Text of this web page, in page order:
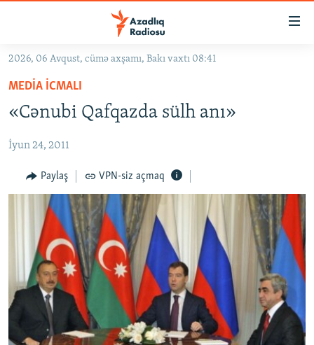
Əsas
qayıt
Əsas
qayıt
GÜNDƏM
KORRUPSIOMETR
#ƏSLINDƏ
FƏRQƏ BAX
QANUNI DOĞRU
ARAŞDIRMA
MULTIMEDIA
VIDEO
FOTOQALEREYA
İNFOQRAFIKA
RADIO ARXIV
OXU ZALI
AZƏRBAYCAN ƏDƏBIYYATI KITABXANASI
HAQQIMIZDA
MISSIYAMIZ
BIZI IZLƏ
2026, 06 Avqust, cümə axşamı, Bakı vaxtı 08:41
MEDIA ICMALI
«Cənubi Qafqazda sülh anı»
İyun 24, 2011
Paylaş VPN-siz açmaq